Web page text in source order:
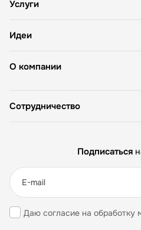
О компании
Услуги
Идеи
Сотрудничество
Подписаться
Даю согласие на обработку